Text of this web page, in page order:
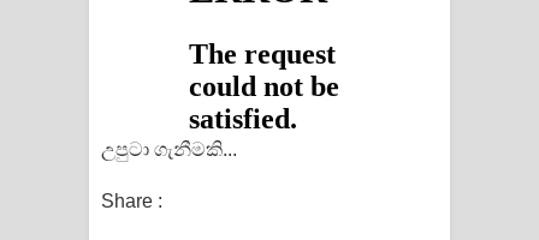
උපුටා ගැනීමකි...
Share :